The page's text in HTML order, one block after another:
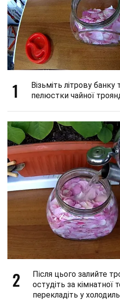
1
Візьміть літрову
пелюстки чайної
2
Після цього залийте
остудіть за кімнатної
перекладіть у